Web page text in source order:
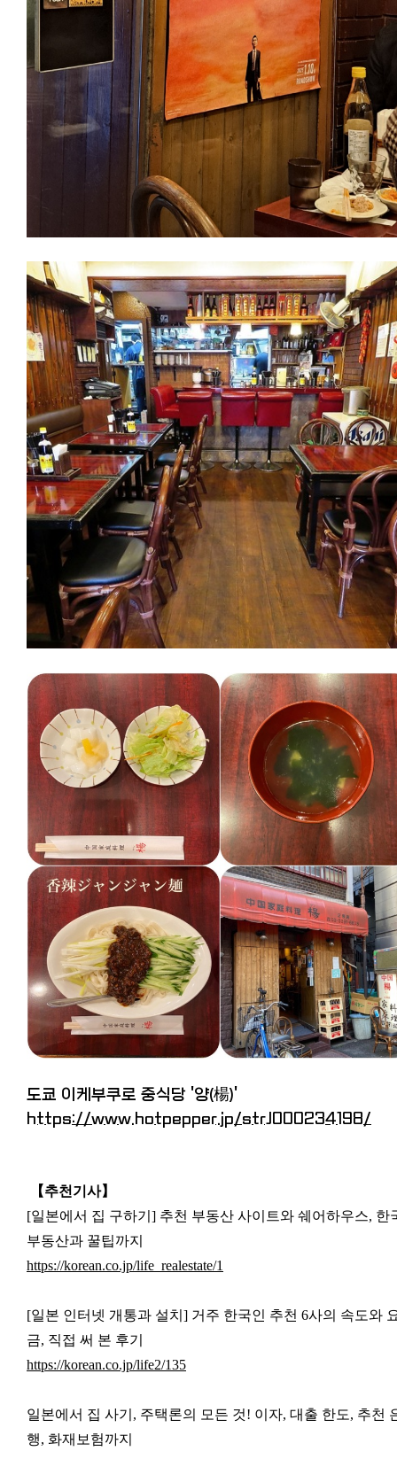
도쿄 이케부쿠로 중식당 '양(楊)'
https://www.hotpepper.jp/strJ000234198/
【추천기사】
[일본에서 집 구하기] 추천 부동산 사이트와 쉐어하우스, 한
부동산과 꿀팁까지
https://korean.co.jp/life_realestate/1
[일본 인터넷 개통과 설치] 거주 한국인 추천 6사의 속도와
금, 직접 써 본 후기
https://korean.co.jp/life2/135
일본에서 집 사기, 주택론의 모든 것! 이자, 대출 한도, 추천
행, 화재보험까지